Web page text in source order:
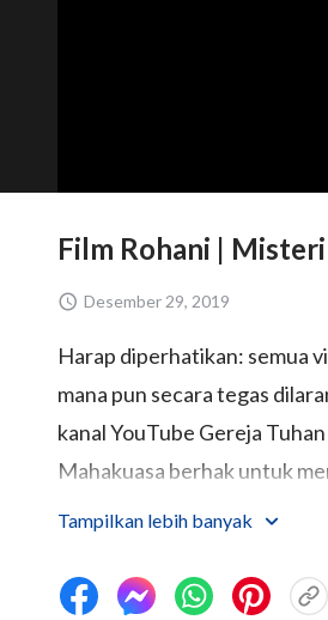
Film Rohani |
Desember 29, 2019
Harap diperhatikan: semua
mana pun secara tegas
kanal YouTube Gereja
Mahakuasa berhak untuk
Silakan hubungi kami
Tampilkan lebih banyak